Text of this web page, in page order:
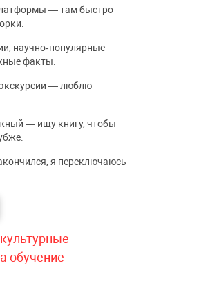
— там быстро
научно‑популярные
факты.
— люблю
— ищу книгу, чтобы
я переключаюсь
обучение